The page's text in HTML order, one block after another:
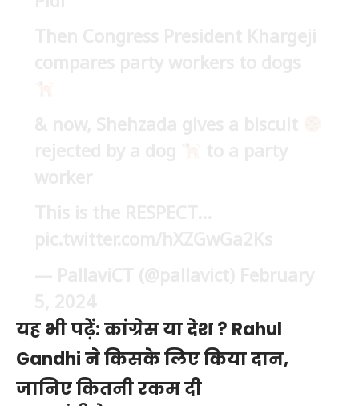
यह भी पढ़ें:कांग्रेस या देश ? Rahul
Gandhi ने किसके लिए किया दान,
जानिए कितनी रकम दी